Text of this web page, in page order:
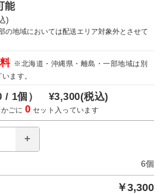
能
)
の地域においては配送エリア対象外とさせて
※北海道・沖縄県・離島・一部地域は別
ます。
/ 1個） ¥3,300(税込)
かごに0 セット入っています
6個
￥3,300